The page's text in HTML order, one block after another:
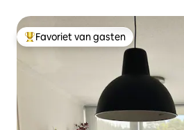
Topfavoriet van gasten
Favoriet van gasten